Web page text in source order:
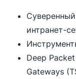
интранет-
Deep
Gateways